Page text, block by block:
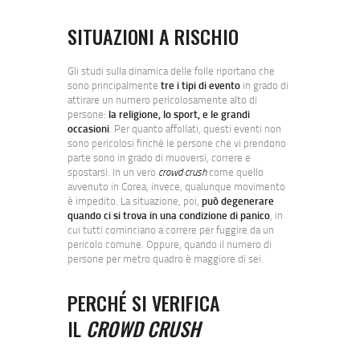
SITUAZIONI A RISCHIO
Gli studi sulla dinamica delle folle riportano che
sono principalmente tre i tipi di evento in grado di
attirare un numero pericolosamente alto di
persone: la religione, lo sport, e le grandi
occasioni. Per quanto affollati, questi eventi non
sono pericolosi finché le persone che vi prendono
parte sono in grado di muoversi, correre e
spostarsi. In un vero crowd crushcome quello
avvenuto in Corea, invece, qualunque movimento
è impedito. La situazione, poi, può degenerare
quando ci si trova in una condizione di panico, in
cui tutti cominciano a correre per fuggire da un
pericolo comune. Oppure, quando il numero di
persone per metro quadro è maggiore di sei.
PERCHÉ SI VERIFICA
IL CROWD CRUSH